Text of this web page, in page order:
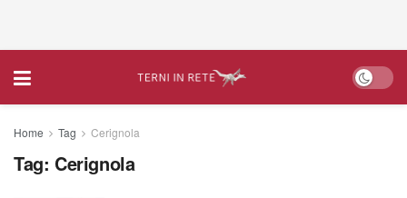
Home Tag Cerignola
Tag: Cerignola